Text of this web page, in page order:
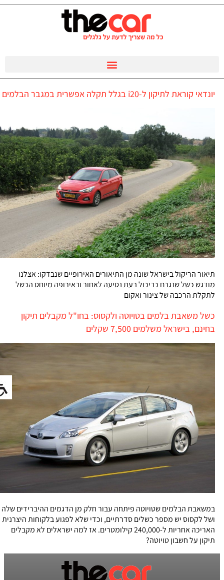
יונדאי קוראת לתיקון ל-i20 בגלל תקלה אפשרית במגבר הבלמים
תיאור הריקול בישראל שונה מן התיאורים האירופיים שנבדקו: אצלנו
מודגש כשל שנגרם כביכול בעת נסיעה לאחור ובאירופה מיוחס הכשל
לתקלת הרכבה של צינור ואקום
כשל משאבת בלמים בטויוטה ולקסוס: בחו"ל מקבלים תיקון
בחינם, בישראל משלמים 7,500 שקלים
במשאבת הבלמים שטויוטה פיתחה עבור חלק מן הדגמים ההיברידים שלה
ושל לקסוס יש מספר כשלים סדרתיים, וכדי שלא לפגוע בלקוחות היצרנית
האריכה אחריות ל-240,000 קילומטרים. אז למה ישראלים לא מקבלים
תיקון על חשבון טויוטה?